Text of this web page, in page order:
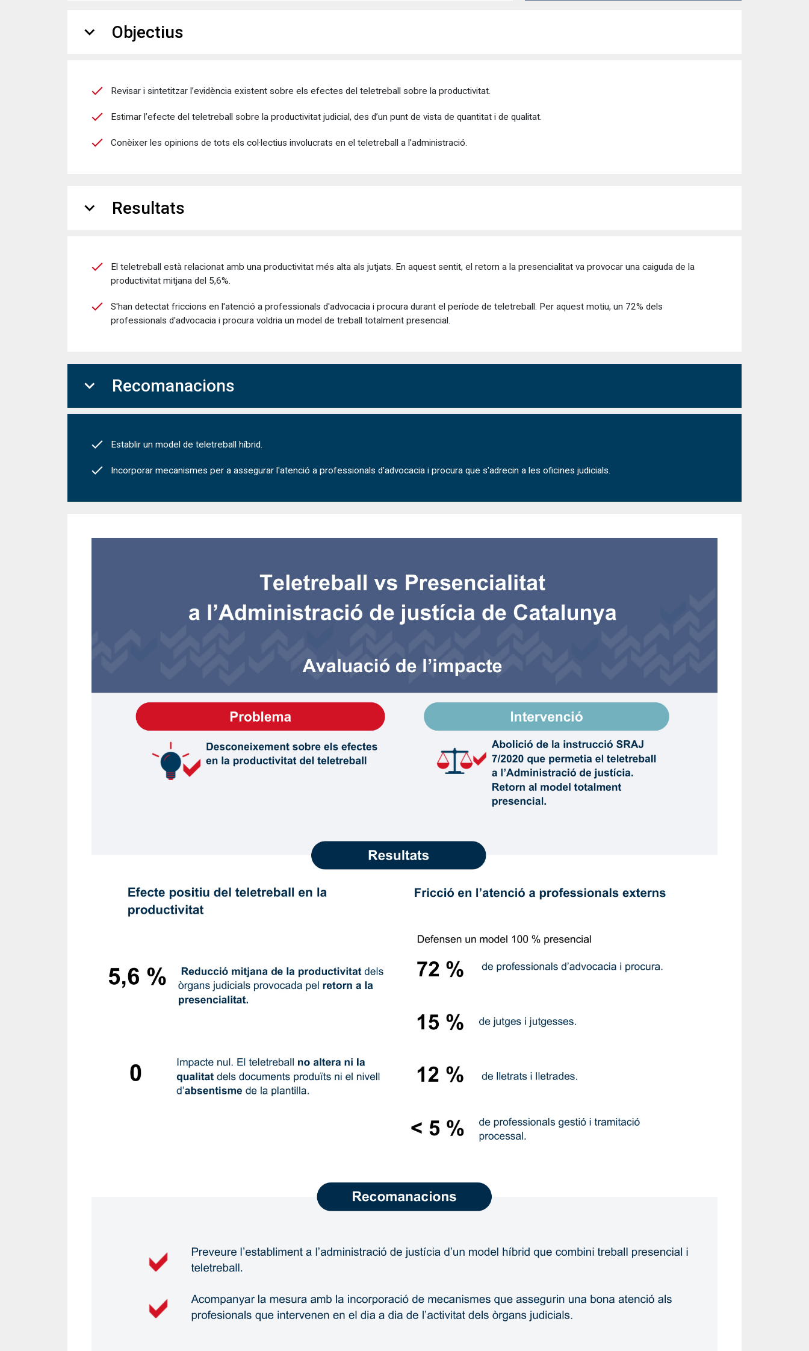
expand_more Objectius
Revisar i sintetitzar l’evidència existent sobre els efectes del teletreball sobre la productivitat.
Estimar l’efecte del teletreball sobre la productivitat judicial, des d’un punt de vista de quantitat i de qualitat.
Conèixer les opinions de tots els col·lectius involucrats en el teletreball a l’administració.
expand_more Resultats
El teletreball està relacionat amb una productivitat més alta als jutjats. En aquest sentit, el retorn a la presencialitat va provocar una caiguda de la
productivitat mitjana del 5,6%.
S'han detectat friccions en l'atenció a professionals d'advocacia i procura durant el període de teletreball. Per aquest motiu, un 72% dels
professionals d'advocacia i procura voldria un model de treball totalment presencial.
expand_more Recomanacions
Establir un model de teletreball híbrid.
Incorporar mecanismes per a assegurar l'atenció a professionals d'advocacia i procura que s'adrecin a les oficines judicials.